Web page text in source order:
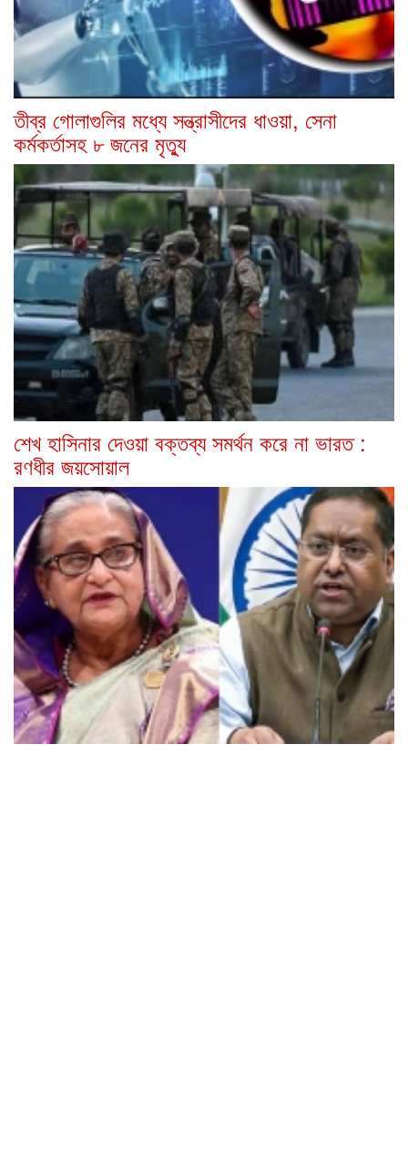
তীব্র গোলাগুলির মধ্যে সন্ত্রাসীদের ধাওয়া, সেনা
কর্মকর্তাসহ ৮ জনের মৃত্যু
শেখ হাসিনার দেওয়া বক্তব্য সমর্থন করে না ভারত :
রণধীর জয়সোয়াল